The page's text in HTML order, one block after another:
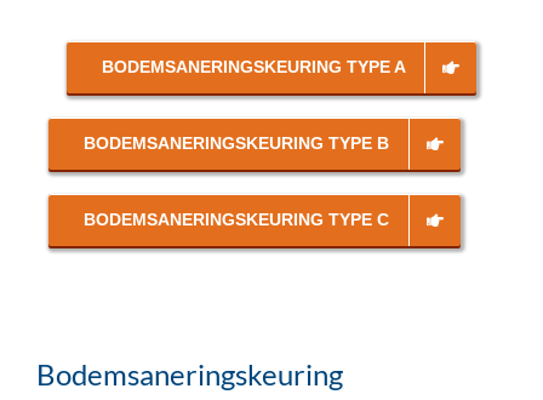
BODEMSANERINGSKEURING TYPE A
BODEMSANERINGSKEURING TYPE B
BODEMSANERINGSKEURING TYPE C
Bodemsaneringskeuring